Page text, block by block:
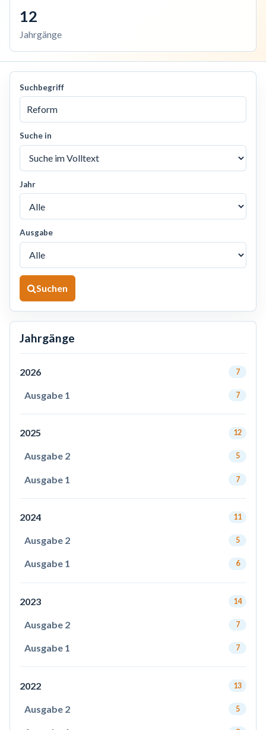
12
Jahrgänge
Suchbegriff
Suche in
Jahr
Ausgabe
Suchen
Jahrgänge
2026 7
Ausgabe 1 7
2025 12
Ausgabe 2 5
Ausgabe 1 7
2024 11
Ausgabe 2 5
Ausgabe 1 6
2023 14
Ausgabe 2 7
Ausgabe 1 7
2022 13
Ausgabe 2 5